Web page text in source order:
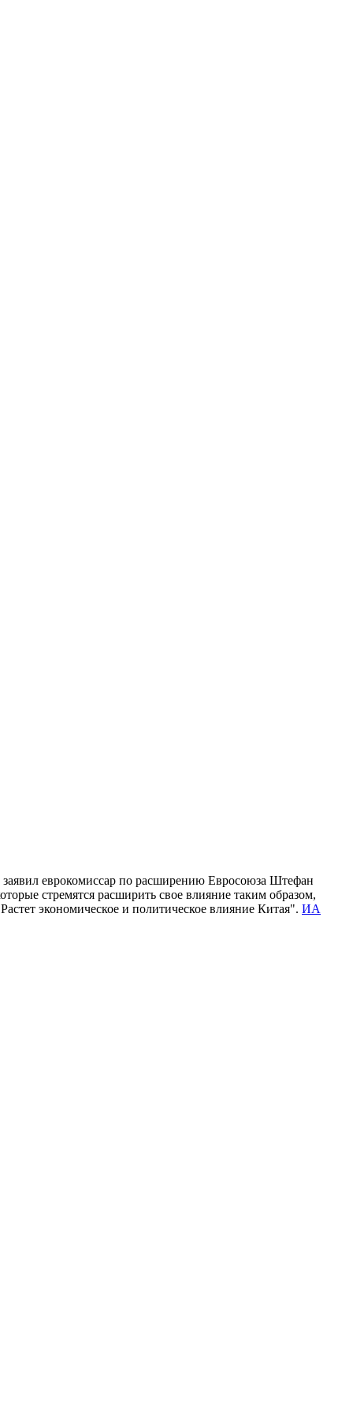
еврокомиссар по расширению Евросоюза Штефан
стремятся расширить свое влияние таким образом,
экономическое и политическое влияние Китая". ИА